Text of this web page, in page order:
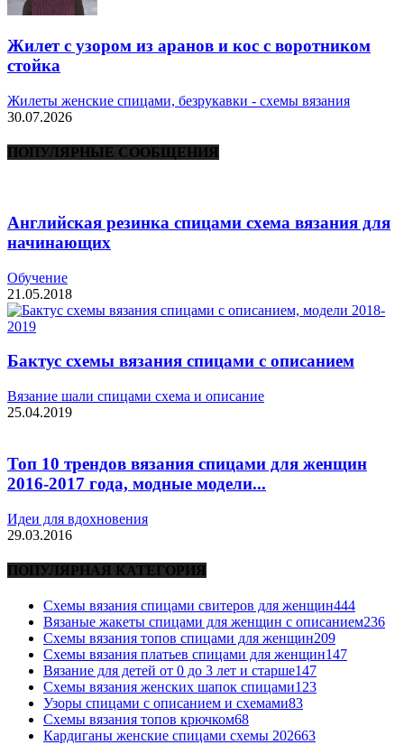
Жилет с узором из аранов и кос с воротником
стойка
Жилеты женские спицами, безрукавки - схемы вязания
30.07.2026
ПОПУЛЯРНЫЕ СООБЩЕНИЯ
Английская резинка спицами схема вязания для
начинающих
Обучение
21.05.2018
Бактус схемы вязания спицами с описанием
Вязание шали спицами схема и описание
25.04.2019
Топ 10 трендов вязания спицами для женщин
2016-2017 года, модные модели...
Идеи для вдохновения
29.03.2016
ПОПУЛЯРНАЯ КАТЕГОРИЯ
Схемы вязания спицами свитеров для женщин444
Вязаные жакеты спицами для женщин с описанием236
Схемы вязания топов спицами для женщин209
Схемы вязания платьев спицами для женщин147
Вязание для детей от 0 до 3 лет и старше147
Схемы вязания женских шапок спицами123
Узоры спицами с описанием и схемами83
Схемы вязания топов крючком68
Кардиганы женские спицами схемы 202663